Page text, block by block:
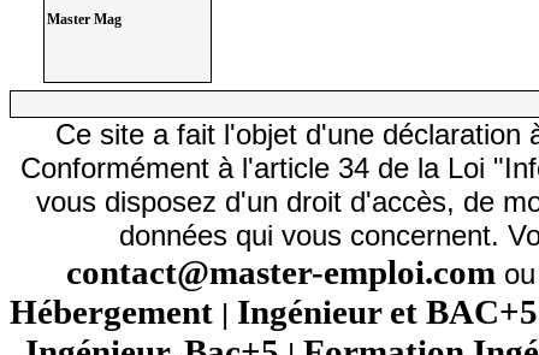
Master Mag
Ce site a fait l'objet d'une déclaration
Conformément à l'article 34 de la Loi
vous disposez d'un droit d'accès, de
données qui vous concernent.
contact@master-emploi.com
Hébergement | Ingénieur et